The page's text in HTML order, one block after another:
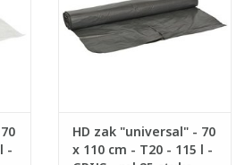
-
HD zak "universal" - 70
x 110 cm - T20 - 115 l -